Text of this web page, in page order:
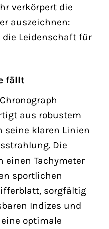
verkörpert die
auszeichnen:
Leidenschaft für
fällt
aus robustem
seine klaren Linien
Die
einen Tachymeter
sportlichen
sorgfältig
Indizes und
optimale